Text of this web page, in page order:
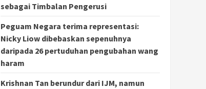
sebagai Timbalan Pengerusi
Peguam Negara terima representasi:
Nicky Liow dibebaskan sepenuhnya
daripada 26 pertuduhan pengubahan wang
haram
Krishnan Tan berundur dari IJM, namun